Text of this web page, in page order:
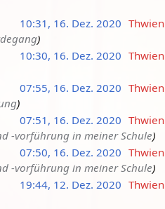
10:31, 16. Dez. 2020 Thwien
10:30, 16. Dez. 2020 Thwien
07:55, 16. Dez. 2020 Thwien
07:51, 16. Dez. 2020 Thwien
-vorführung in meiner Schule
07:50, 16. Dez. 2020 Thwien
-vorführung in meiner Schule
19:44, 12. Dez. 2020 Thwien